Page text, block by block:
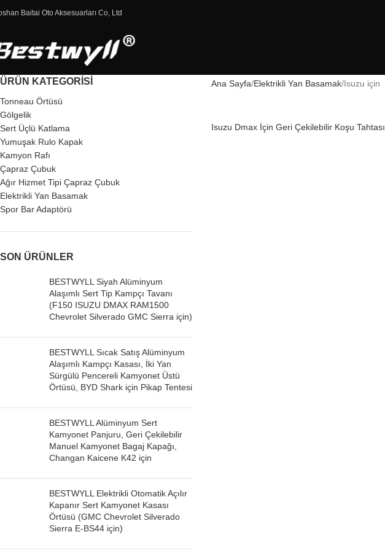
Baitai Oto Aksesuarları Co, Ltd
ÜRÜN KATEGORISI
Tonneau Örtüsü
Gölgelik
Sert Üçlü Katlama
Yumuşak Rulo Kapak
Kamyon Rafı
Çapraz Çubuk
Ağır Hizmet Tipi Çapraz Çubuk
Elektrikli Yan Basamak
Spor Bar Adaptörü
SON ÜRÜNLER
BESTWYLL Siyah Alüminyum
Alaşımlı Sert Tip Kampçı Tavanı
(F150 ISUZU DMAX RAM1500
Chevrolet Silverado GMC Sierra için)
BESTWYLL Sıcak Satış Alüminyum
Alaşımlı Kampçı Kasası, İki Yan
Sürgülü Pencereli Kamyonet Üstü
Örtüsü, BYD Shark için Pikap Tentesi
BESTWYLL Alüminyum Sert
Kamyonet Panjuru, Geri Çekilebilir
Manuel Kamyonet Bagaj Kapağı,
Changan Kaicene K42 için
BESTWYLL Elektrikli Otomatik Açılır
Kapanır Sert Kamyonet Kasası
Örtüsü (GMC Chevrolet Silverado
Sierra E-BS44 için)
Ana Sayfa Elektrikli Yan Basamak Isuzu için
Isuzu Dmax İçin Geri Çekilebilir Koşu Tahtası